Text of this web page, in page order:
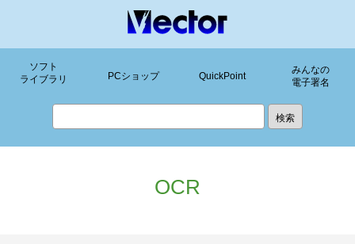
ソフト
ライブラリ
PCショップ QuickPoint
みんなの
電子署名
OCR